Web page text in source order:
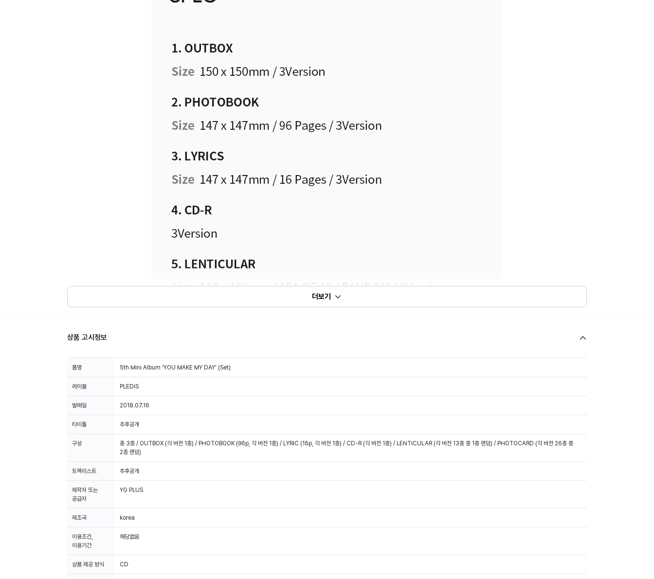
Weverse Shop에서 판매 되는 모든 음반은 100% 한터차트, 써클차트 음반 집계에 반영 됩니다.
더보기
상품 고시정보
품명 5th Mini Album 'YOU MAKE MY DAY' (Set)
레이블 PLEDIS
발매일 2018.07.16
타이틀 추후공개
구성
총 3종 / OUTBOX (각 버전 1종) / PHOTOBOOK (96p, 각 버전 1종) / LYRIC (16p, 각 버전 1종) / CD-R (각 버전 1종) / LENTICULAR (각 버전 13종 중 1종 랜덤) / PHOTOCARD (각 버전 26종 중
2종 랜덤)
트랙리스트 추후공개
제작자 또는
공급자
YG PLUS
제조국 korea
이용조건,
이용기간
해당없음
상품 제공 방식 CD